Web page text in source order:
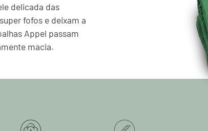
delicada das
fofos e deixam a
Appel passam
macia.